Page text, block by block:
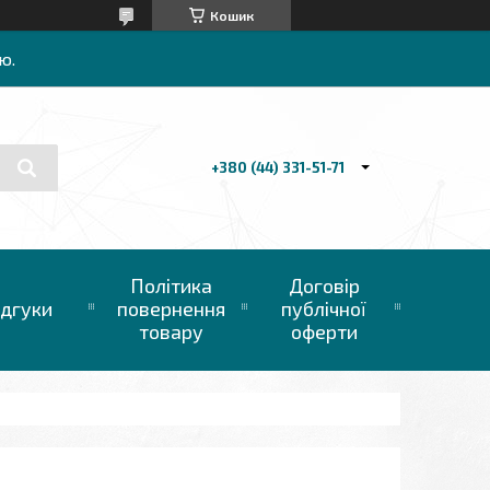
Кошик
+380 (44) 331-51-71
Політика
повернення
товару
Договір
публічної
оферти